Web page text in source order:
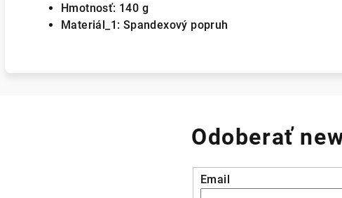
Hmotnosť: 140 g
Materiál_1: Spandexový popruh
Odoberať
Email